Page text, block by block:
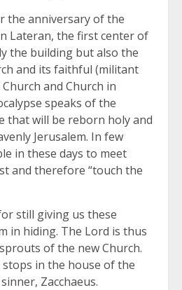
the anniversary of the
Lateran, the first center of
the building but also the
and its faithful (militant
and Church in
speaks of the
that will be reborn holy and
Jerusalem. In few
in these days to meet
and therefore “touch the
still giving us these
in hiding. The Lord is thus
of the new Church.
stops in the house of the
Zacchaeus.